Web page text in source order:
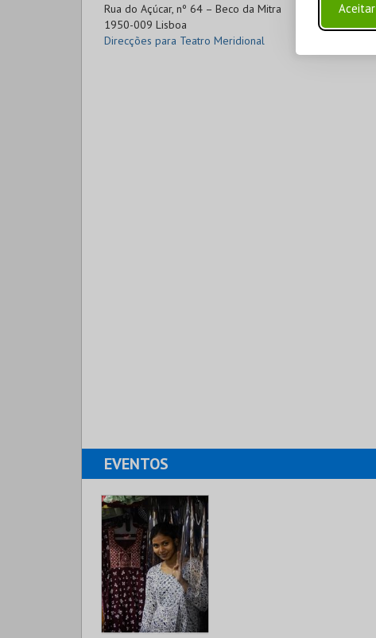
Aceitar
Rua do Açúcar, nº 64 – Beco da Mitra
1950-009 Lisboa
Direcções para Teatro Meridional
EVENTOS